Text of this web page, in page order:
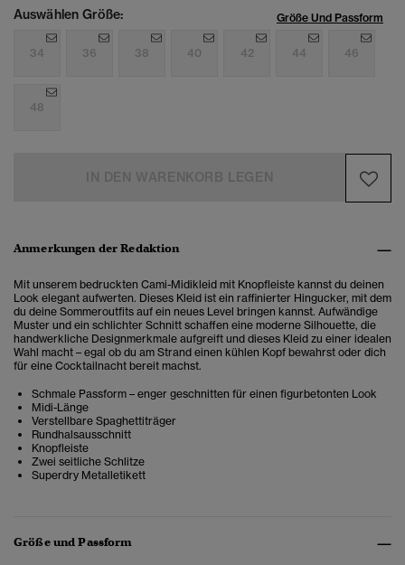
Auswählen Größe: Größe Und Passform
34 36 38 40 42 44 46
48
Anmerkungen der Redaktion
Mit unserem bedruckten Cami-Midikleid mit Knopfleiste kannst du deinen
Look elegant aufwerten. Dieses Kleid ist ein raffinierter Hingucker, mit dem
du deine Sommeroutfits auf ein neues Level bringen kannst. Aufwändige
Muster und ein schlichter Schnitt schaffen eine moderne Silhouette, die
handwerkliche Designmerkmale aufgreift und dieses Kleid zu einer idealen
Wahl macht – egal ob du am Strand einen kühlen Kopf bewahrst oder dich
für eine Cocktailnacht bereit machst.
Schmale Passform – enger geschnitten für einen figurbetonten Look
Midi-Länge
Verstellbare Spaghettiträger
Rundhalsausschnitt
Knopfleiste
Zwei seitliche Schlitze
Superdry Metalletikett
Größe und Passform